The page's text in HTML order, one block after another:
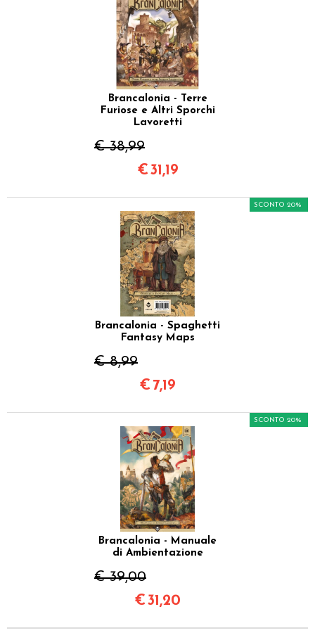
Brancalonia - Terre
Furiose e Altri Sporchi
Lavoretti
€ 38,99
€31,19
Brancalonia - Spaghetti
Fantasy Maps
€ 8,99
SCONTO 20%
€ 7,19
Brancalonia - Manuale
di Ambientazione
€ 39,00
SCONTO 20%
€31,20